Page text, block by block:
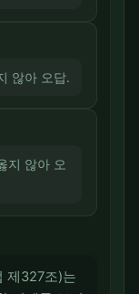
않아 오답.
지 않아 오
제327조)는